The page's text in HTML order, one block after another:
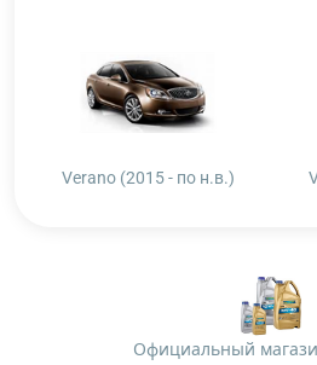
Verano (2015 - по н.в.)
Официальный